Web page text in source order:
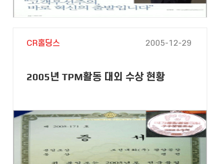
CR홀딩스 2005-12-29
2005년 TPM활동 대외 수상 현황